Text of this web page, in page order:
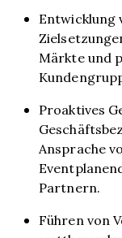
Entwicklung
Märkte und
Proaktives
Ansprache
Partnern.
Führen von